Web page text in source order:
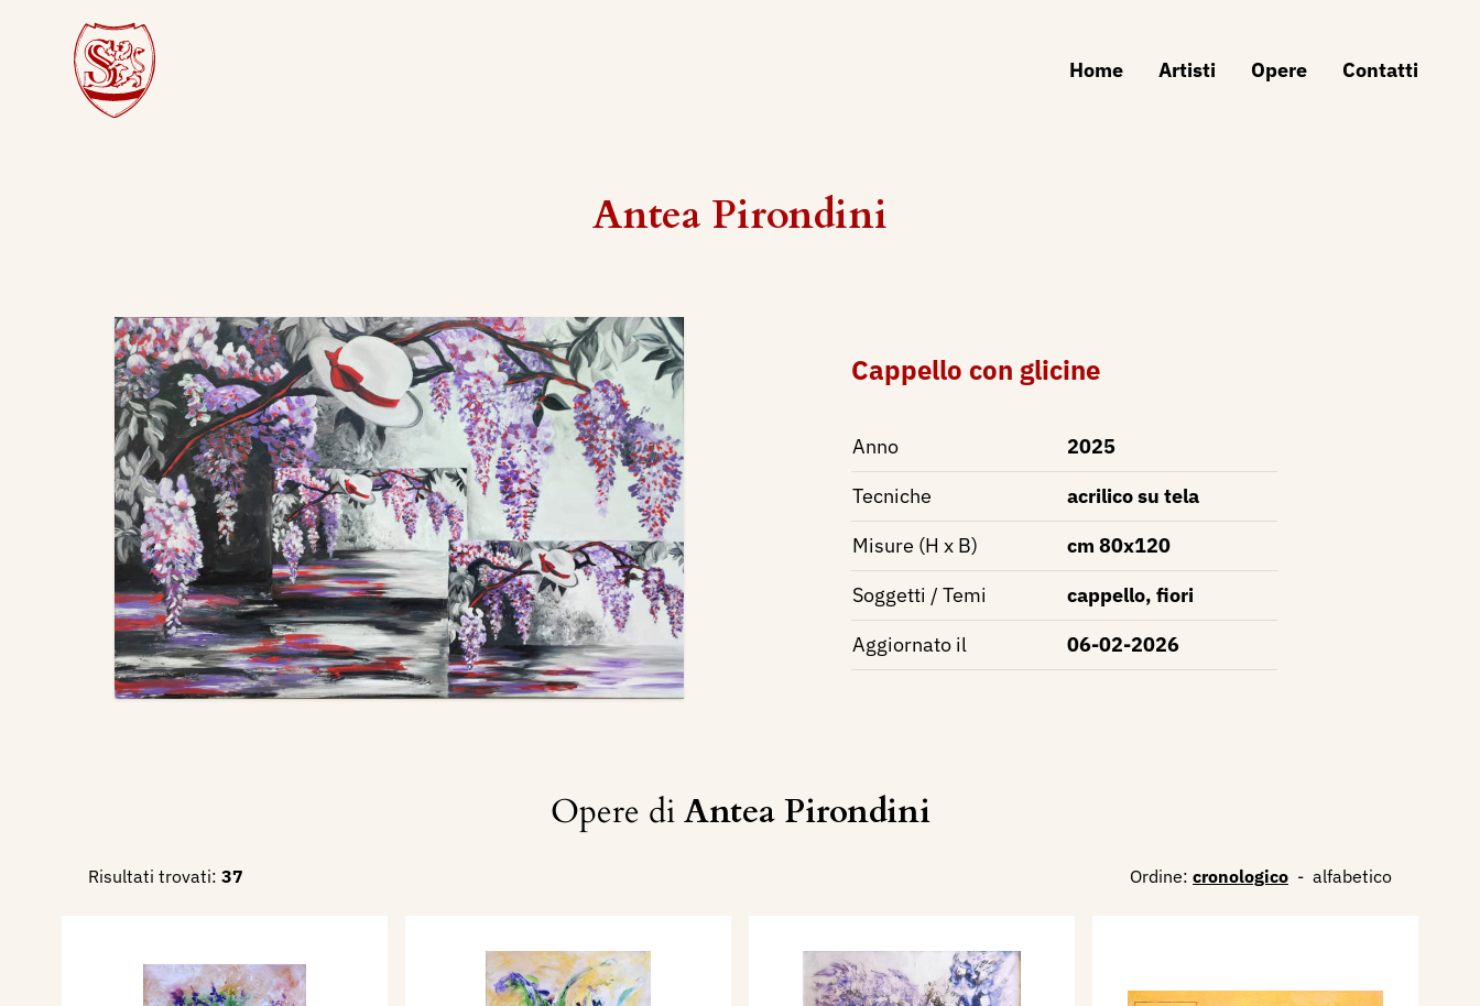
Home Artisti Opere Contatti
Antea Pirondini
Cappello con glicine
Anno
2025
Tecniche
acrilico su tela
Misure (H x B)
cm 80x120
Soggetti / Temi
cappello, fiori
Aggiornato il
06-02-2026
Opere diAntea Pirondini
Risultati trovati: 37 Ordine: cronologico - alfabetico